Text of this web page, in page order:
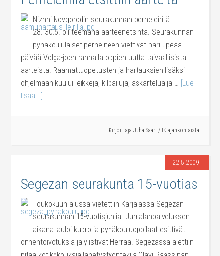
Nizhni Novgorodin seurakunnan perheleirillä
28.-30.5. oli teemana aarteenetsintä. Seurakunnan
pyhäkoululaiset perheineen viettivät pari upeaa
päivää Volga-joen rannalla oppien uutta taivaallisista
aarteista. Raamattuopetusten ja hartauksien lisäksi
ohjelmaan kuului leikkejä, kilpailuja, askartelua ja … [Lue
lisää...]
Kirjoittaja Juha Saari / IK ajankohtaista
22.5.2009
Segezan seurakunta 15-vuotias
Toukokuun alussa vietettiin Karjalassa Segezan
seurakunnan 15-vuotisjuhlia. Jumalanpalveluksen
aikana lauloi kuoro ja pyhäkouluoppilaat esittivät
onnentoivotuksia ja ylistivät Herraa. Segezassa alettiin